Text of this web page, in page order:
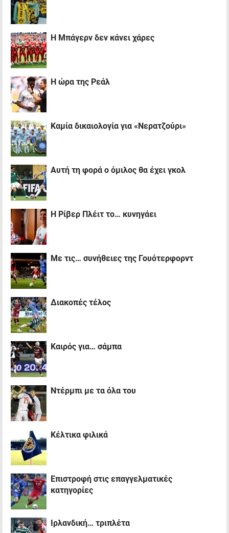
H Mπάγερν δεν κάνει χάρες
H ώρα της Ρεάλ
Καμία δικαιολογία για «Νερατζούρι»
Αυτή τη φορά ο όμιλος θα έχει γκολ
Η Ρίβερ Πλέιτ το… κυνηγάει
Με τις… συνήθειες της Γουότερφορντ
Διακοπές τέλος
Καιρός για… σάμπα
Ντέρμπι με τα όλα του
Κέλτικα φιλικά
Επιστροφή στις επαγγελματικές
κατηγορίες
Iρλανδική… τριπλέτα